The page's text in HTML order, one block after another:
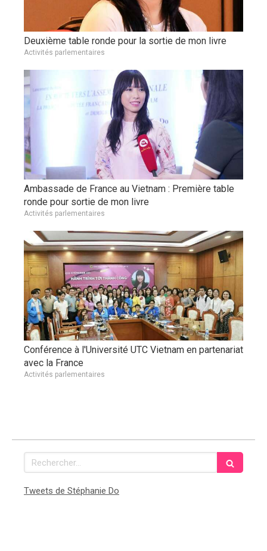
Deuxième table ronde pour la sortie de mon livre
Activités parlementaires
Ambassade de France au Vietnam : Première table
ronde pour sortie de mon livre
Activités parlementaires
Conférence à l'Université UTC Vietnam en partenariat
avec la France
Activités parlementaires
Rechercher
Tweets de Stéphanie Do